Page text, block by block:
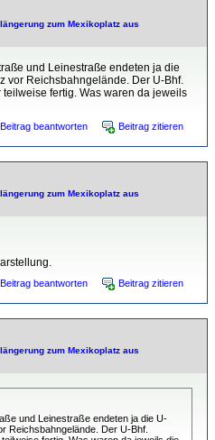
zum Mexikoplatz aus
und Leinestraße endeten ja die
vor Reichsbahngelände. Der U-Bhf.
fertig. Was waren da jeweils
Beitrag beantworten Beitrag zitieren
zum Mexikoplatz aus
Beitrag beantworten Beitrag zitieren
zum Mexikoplatz aus
und Leinestraße endeten ja die U-
Reichsbahngelände. Der U-Bhf.